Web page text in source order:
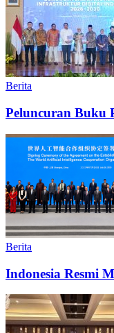
Berita
Peluncuran Buku
Berita
Indonesia Resmi